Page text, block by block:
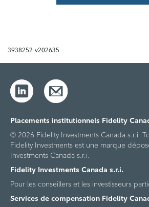
3938252-v202635
Placements institutionnels Fidelity
© 2026 Fidelity Investments Canada s.r.i.
Fidelity Investments est une marque
Investments Canada s.r.i.
Fidelity Investments Canada s.r.i.
Pour les conseillers et les investisseurs
Services de compensation Fidelity